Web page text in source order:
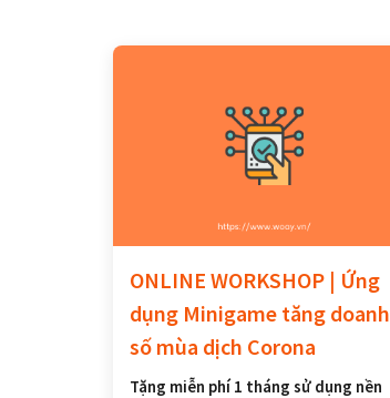
ONLINE WORKSHOP | Ứng
dụng Minigame tăng doanh
số mùa dịch Corona
Tặng miễn phí 1 tháng sử dụng nền